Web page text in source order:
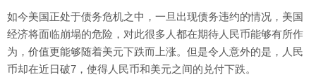
如今美国正处于债务危机之中，一旦出现债务违约的情况，美国
经济将面临崩塌的危险，对此很多人都在期待人民币能够有所作
为，价值更能够随着美元下跌而上涨。但是令人意外的是，人民
币却在近日破7，使得人民币和美元之间的兑付下跌。